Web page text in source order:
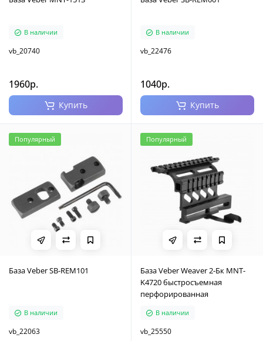
В наличии
vb_20740
1960р.
Купить
В наличии
vb_22476
1040р.
Купить
Популярный
База Veber SB-REM101
В наличии
vb_22063
Популярный
База Veber Weaver 2-Бк MNT-
K4720 быстросъемная
перфорированная
В наличии
vb_25550